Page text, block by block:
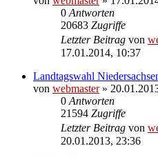
0 Antworten
20683 Zugriffe
Letzter Beitrag von
17.01.2014, 10:37
Landtagswahl
von webmaster»
0 Antworten
21594 Zugriffe
Letzter Beitrag von
20.01.2013, 23:36